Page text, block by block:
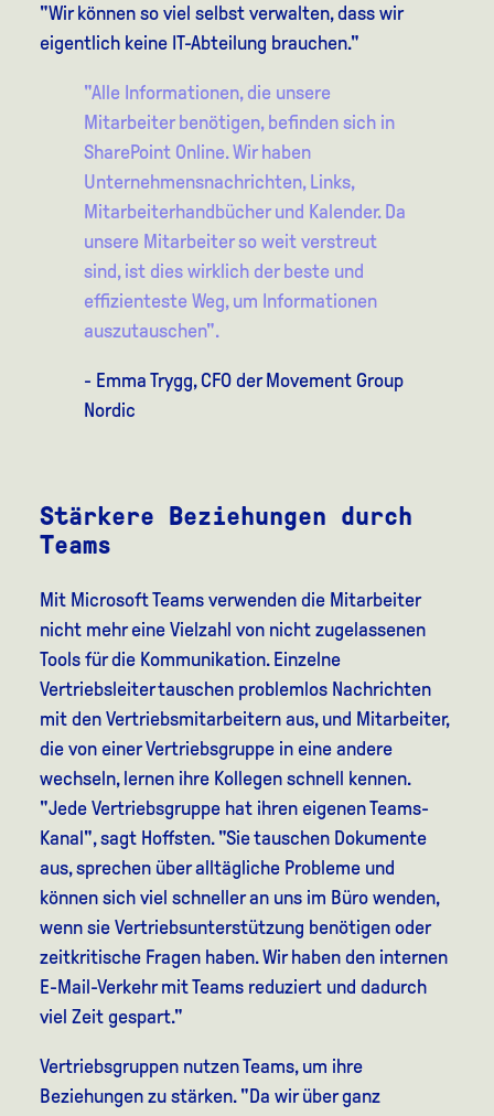
"Wir können so viel selbst verwalten, dass wir
eigentlich keine IT-Abteilung brauchen."
"Alle Informationen, die unsere
Mitarbeiter benötigen, befinden sich in
SharePoint Online. Wir haben
Unternehmensnachrichten, Links,
Mitarbeiterhandbücher und Kalender. Da
unsere Mitarbeiter so weit verstreut
sind, ist dies wirklich der beste und
effizienteste Weg, um Informationen
auszutauschen".
- Emma Trygg, CFO der Movement Group
Nordic
Stärkere Beziehungen durch
Teams
Mit Microsoft Teams verwenden die Mitarbeiter
nicht mehr eine Vielzahl von nicht zugelassenen
Tools für die Kommunikation. Einzelne
Vertriebsleiter tauschen problemlos Nachrichten
mit den Vertriebsmitarbeitern aus, und Mitarbeiter,
die von einer Vertriebsgruppe in eine andere
wechseln, lernen ihre Kollegen schnell kennen.
"Jede Vertriebsgruppe hat ihren eigenen Teams-
Kanal", sagt Hoffsten. "Sie tauschen Dokumente
aus, sprechen über alltägliche Probleme und
können sich viel schneller an uns im Büro wenden,
wenn sie Vertriebsunterstützung benötigen oder
zeitkritische Fragen haben. Wir haben den internen
E-Mail-Verkehr mit Teams reduziert und dadurch
viel Zeit gespart."
Vertriebsgruppen nutzen Teams, um ihre
Beziehungen zu stärken. "Da wir über ganz